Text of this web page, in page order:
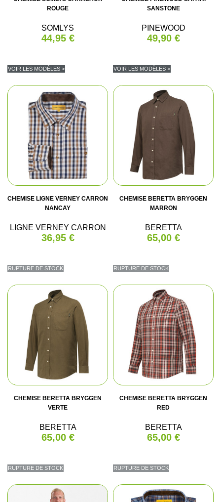
ROUGE
SOMLYS
44,95 €
VOIR LES MODÈLES >
SANSTONE
PINEWOOD
49,90 €
VOIR LES MODÈLES >
CHEMISE LIGNE VERNEY CARRON
NANCAY
LIGNE VERNEY CARRON
36,95 €
RUPTURE DE STOCK
CHEMISE BERETTA BRYGGEN
MARRON
BERETTA
65,00 €
RUPTURE DE STOCK
CHEMISE BERETTA BRYGGEN
VERTE
BERETTA
65,00 €
RUPTURE DE STOCK
CHEMISE BERETTA BRYGGEN
RED
BERETTA
65,00 €
RUPTURE DE STOCK